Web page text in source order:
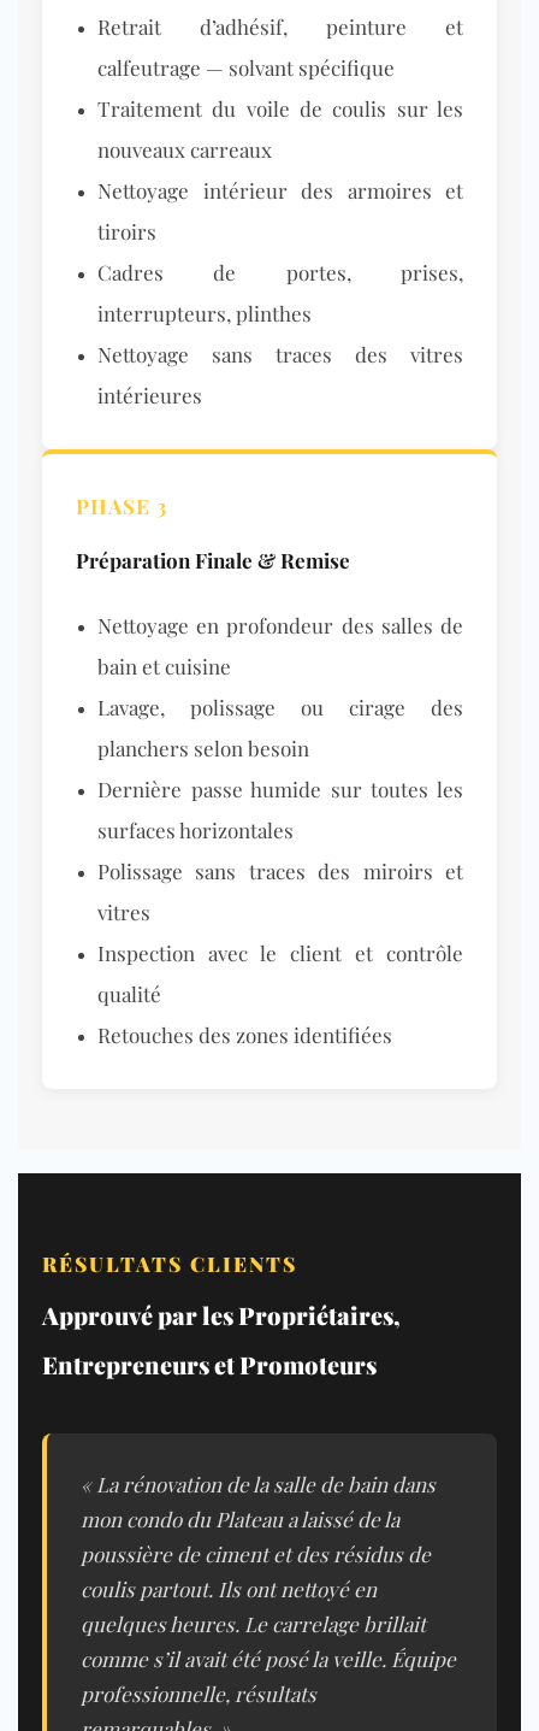
Retrait d’adhésif, peinture et
calfeutrage — solvant spécifique
Traitement du voile de coulis sur les
nouveaux carreaux
Nettoyage intérieur des armoires et
tiroirs
Cadres de portes, prises,
interrupteurs, plinthes
Nettoyage sans traces des vitres
intérieures
PHASE 3
Préparation Finale & Remise
Nettoyage en profondeur des salles de
bain et cuisine
Lavage, polissage ou cirage des
planchers selon besoin
Dernière passe humide sur toutes les
surfaces horizontales
Polissage sans traces des miroirs et
vitres
Inspection avec le client et contrôle
qualité
Retouches des zones identifiées
RÉSULTATS CLIENTS
Approuvé par les Propriétaires,
Entrepreneurs et Promoteurs
« La rénovation de la salle de bain dans
mon condo du Plateau a laissé de la
poussière de ciment et des résidus de
coulis partout. Ils ont nettoyé en
quelques heures. Le carrelage brillait
comme s’il avait été posé la veille. Équipe
professionnelle, résultats